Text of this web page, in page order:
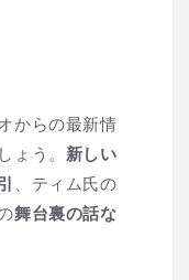
からの最新情
ょう。 新しい
、ティム氏の
舞台裏の話な